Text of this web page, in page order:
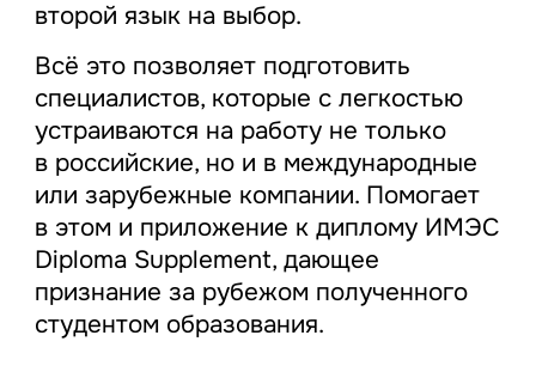
второй язык на выбор.
Всё это позволяет подготовить
специалистов, которые с легкостью
устраиваются на работу не только
в российские, но и в международные
или зарубежные компании. Помогает
в этом и приложение к диплому ИМЭС
Diploma Supplement, дающее
признание за рубежом полученного
студентом образования.